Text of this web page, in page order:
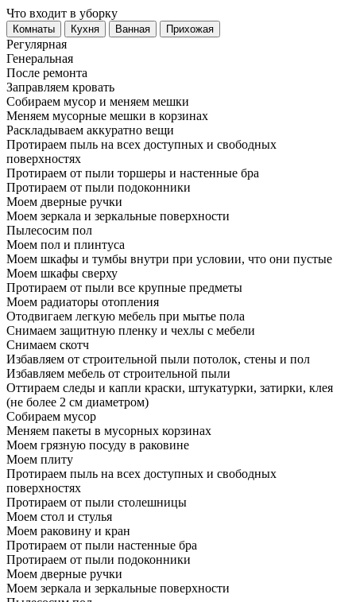
Что входит в уборку
Регу­лярная
Гене­ральная
После ремонта
Заправляем кровать
Собираем мусор и меняем мешки
Меняем мусорные мешки в корзинах
Раскладываем аккуратно вещи
Протираем пыль на всех доступных и свободных
поверхностях
Протираем от пыли торшеры и настенные бра
Протираем от пыли подоконники
Моем дверные ручки
Моем зеркала и зеркальные поверхности
Пылесосим пол
Моем пол и плинтуса
Моем шкафы и тумбы внутри при условии, что они пустые
Моем шкафы сверху
Протираем от пыли все крупные предметы
Моем радиаторы отопления
Отодвигаем легкую мебель при мытье пола
Снимаем защитную пленку и чехлы с мебели
Снимаем скотч
Избавляем от строительной пыли потолок, стены и пол
Избавляем мебель от строительной пыли
Оттираем следы и капли краски, штукатурки, затирки, клея
(не более 2 см диаметром)
Собираем мусор
Меняем пакеты в мусорных корзинах
Моем грязную посуду в раковине
Моем плиту
Протираем пыль на всех доступных и свободных
поверхностях
Протираем от пыли столешницы
Моем стол и стулья
Моем раковину и кран
Протираем от пыли настенные бра
Протираем от пыли подоконники
Моем дверные ручки
Моем зеркала и зеркальные поверхности